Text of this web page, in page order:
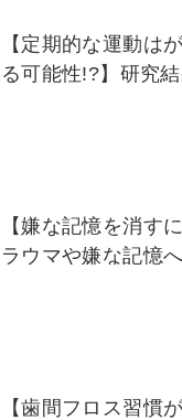
【定期的な運動は
る可能性!?】研究結
【嫌な記憶を消す
ラウマや嫌な記憶
【歯間フロス習慣